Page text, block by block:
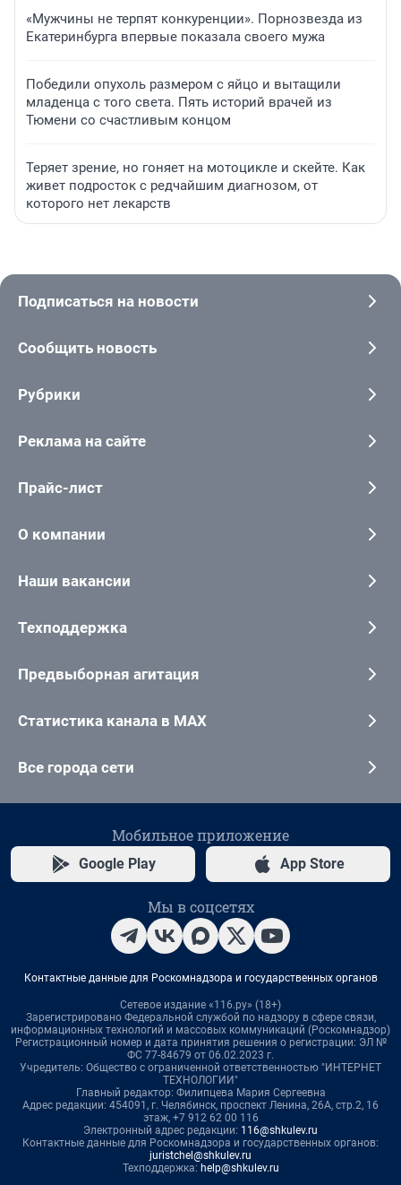
«Мужчины не терпят конкуренции». Порнозвезда из
Екатеринбурга впервые показала своего мужа
Победили опухоль размером с яйцо и вытащили
младенца с того света. Пять историй врачей из
Тюмени со счастливым концом
Теряет зрение, но гоняет на мотоцикле и скейте. Как
живет подросток с редчайшим диагнозом, от
которого нет лекарств
Подписаться на новости
Сообщить новость
Рубрики
Реклама на сайте
Прайс-лист
О компании
Наши вакансии
Техподдержка
Предвыборная агитация
Статистика канала в MAX
Все города сети
Мобильное приложение
Google Play App Store
Мы в соцсетях
Контактные данные для Роскомнадзора и государственных органов
Сетевое издание «116.ру» (18+)
Зарегистрировано Федеральной службой по надзору в сфере связи,
информационных технологий и массовых коммуникаций (Роскомнадзор)
Регистрационный номер и дата принятия решения о регистрации: ЭЛ №
ФС 77-84679 от 06.02.2023 г.
Учредитель: Общество с ограниченной ответственностью "ИНТЕРНЕТ
ТЕХНОЛОГИИ"
Главный редактор: Филипцева Мария Сергеевна
Адрес редакции: 454091, г. Челябинск, проспект Ленина, 26А, стр.2, 16
этаж, +7 912 62 00 116
Электронный адрес редакции: 116@shkulev.ru
Контактные данные для Роскомнадзора и государственных органов:
juristchel@shkulev.ru
Техподдержка: help@shkulev.ru